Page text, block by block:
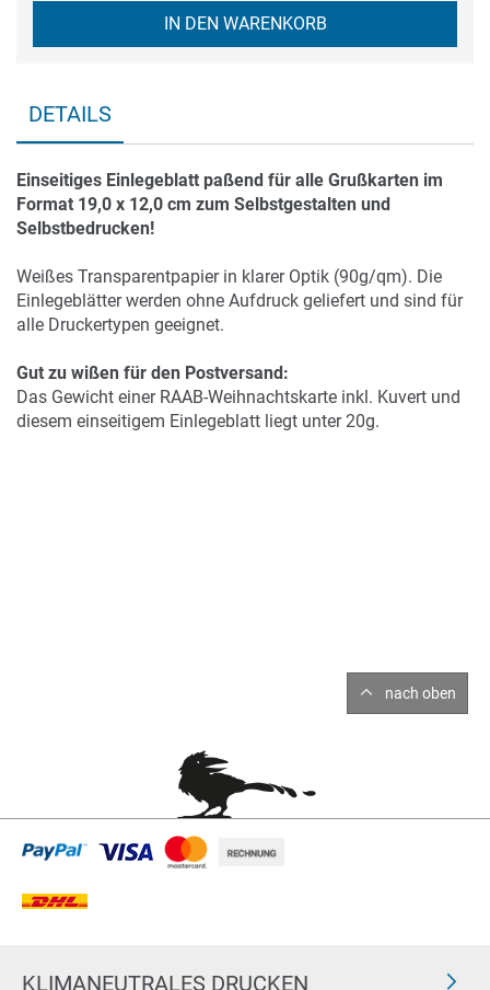
IN DEN WARENKORB
DETAILS
Einseitiges Einlegeblatt paßend für alle Grußkarten im
Format 19,0 x 12,0 cm zum Selbstgestalten und
Selbstbedrucken!
Weißes Transparentpapier in klarer Optik (90g/qm). Die
Einlegeblätter werden ohne Aufdruck geliefert und sind für
alle Druckertypen geeignet.
Gut zu wißen für den Postversand:
Das Gewicht einer RAAB-Weihnachtskarte inkl. Kuvert und
diesem einseitigem Einlegeblatt liegt unter 20g.
nach oben
KLIMANEUTRALES DRUCKEN